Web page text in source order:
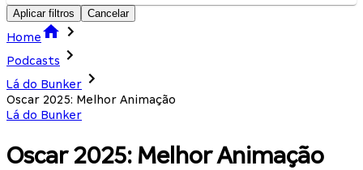
Aplicar filtros Cancelar
Home
Podcasts
Lá do Bunker
Oscar 2025: Melhor Animação
Lá do Bunker
Oscar 2025: Melhor Animação